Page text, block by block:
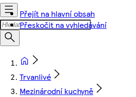
Přejít na hlavní obsah
Přeskočit na vyhledávání
Trvanlivé
Mezinárodní kuchyně